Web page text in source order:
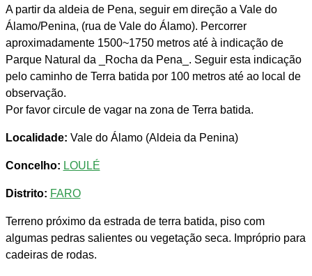
A partir da aldeia de Pena, seguir em direção a Vale do
Álamo/Penina, (rua de Vale do Álamo). Percorrer
aproximadamente 1500~1750 metros até à indicação de
Parque Natural da _Rocha da Pena_. Seguir esta indicação
pelo caminho de Terra batida por 100 metros até ao local de
observação.
Por favor circule de vagar na zona de Terra batida.
Localidade: Vale do Álamo (Aldeia da Penina)
Concelho: LOULÉ
Distrito: FARO
Terreno próximo da estrada de terra batida, piso com
algumas pedras salientes ou vegetação seca. Impróprio para
cadeiras de rodas.